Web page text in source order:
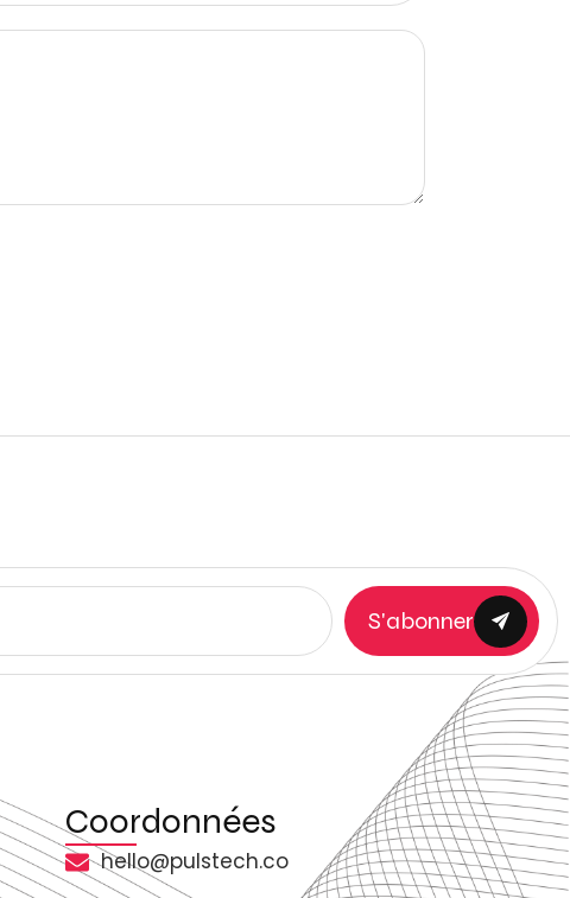
Coordonnées
hello@pulstech.co
S'abonner